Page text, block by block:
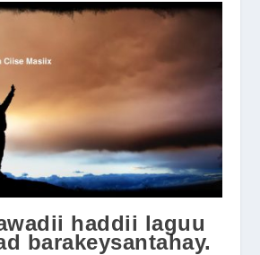
haddii laguu
barakeysantahay.